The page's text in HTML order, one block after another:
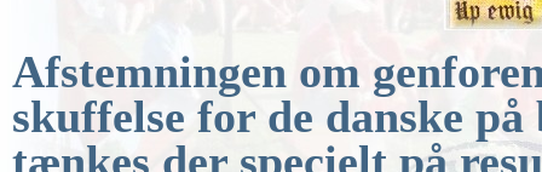
Afstemningen om
skuffelse for de danske på
tænkes der specielt på